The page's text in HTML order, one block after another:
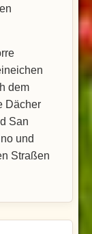
dem
Dächer
San
und
Straßen